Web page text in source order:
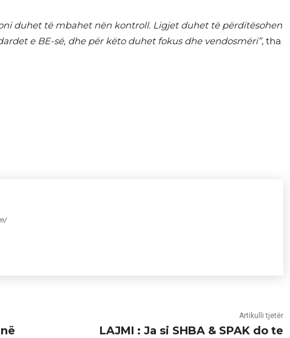
duhet të mbahet nën kontroll. Ligjet duhet të përditësohen
e BE-së, dhe për këto duhet fokus dhe vendosmëri”, tha
Artikulli tjetër
LAJMI : Ja si SHBA & SPAK do te